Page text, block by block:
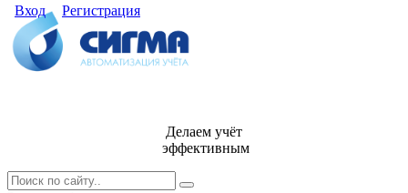
Вход Регистрация
Делаем учёт
эффективным